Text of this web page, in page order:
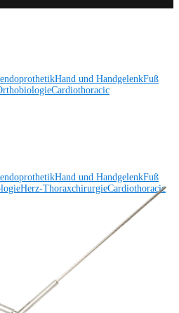
Hand und HandgelenkFuß
Cardiothoracic
Hand und HandgelenkFuß
Herz-ThoraxchirurgieCardiothoracic
Schulungen &
Unser klinisches Personal stellt sich